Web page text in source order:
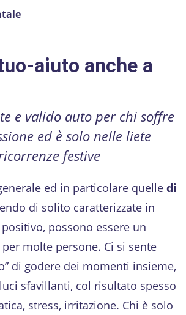
aiuto anche a
e valido auto per chi soffre
ed è solo nelle liete
festive
ed in particolare quelle di
di solito caratterizzate in
possono essere un
molte persone. Ci si sente
di godere dei momenti insieme,
sfavillanti, col risultato spesso
stress, irritazione. Chi è solo